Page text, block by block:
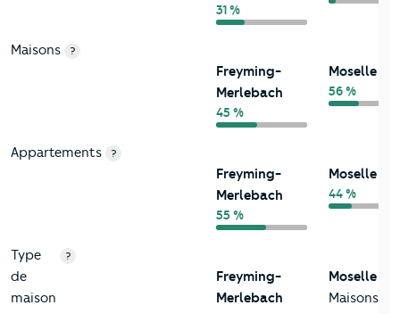
31 %
Maisons ?
Freyming-
Merlebach
45 %
Moselle
56 %
Appartements ?
Freyming-
Merlebach
55 %
Moselle
44 %
Type
de
maison
?
Freyming-
Merlebach
Moselle
Maisons